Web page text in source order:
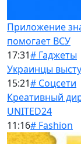
Приложение
помогает ВСУ
17:31# Гаджеты
Украинцы
15:21# Соцсети
Креативный
UNITED24
11:16# Fashion